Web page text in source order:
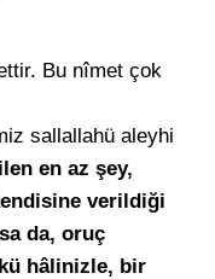
Bu nîmet çok
sallallahü aleyhi
en az şey,
verildiği
da, oruç
hâlinizle, bir